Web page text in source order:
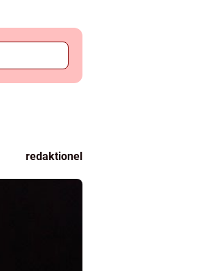
redaktionel